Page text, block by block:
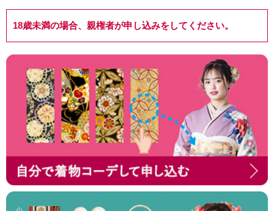
18歳未満の場合、親権者が申し込みをしてください。